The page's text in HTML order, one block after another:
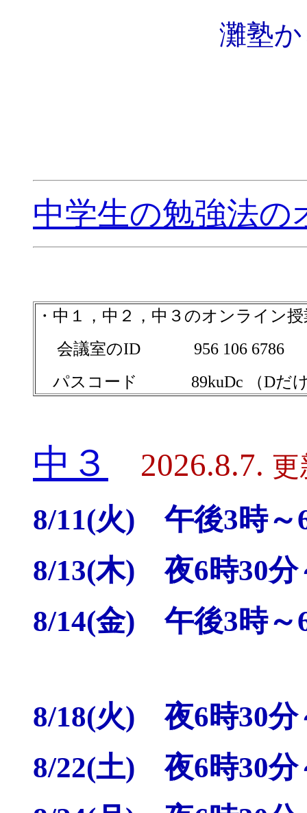
灘塾
中学生の勉強法の
・中１，中２，中３のオンライン
会議室のID 956 106 6786
パスコード 89kuDc （Dだけ
中３ 2026.8.7. 更
8/11(火) 午後3時～
8/13(木) 夜6時30分
8/14(金) 午後3時～
8/18(火) 夜6時30分
8/22(土) 夜6時30分